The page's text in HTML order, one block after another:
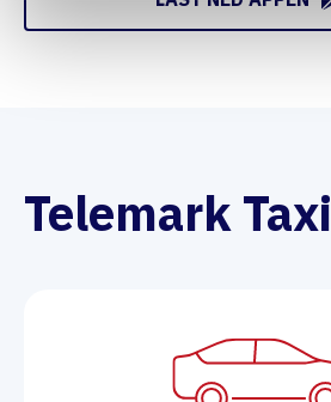
Telemark Taxi